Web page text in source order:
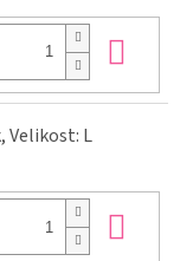
Velikost: L